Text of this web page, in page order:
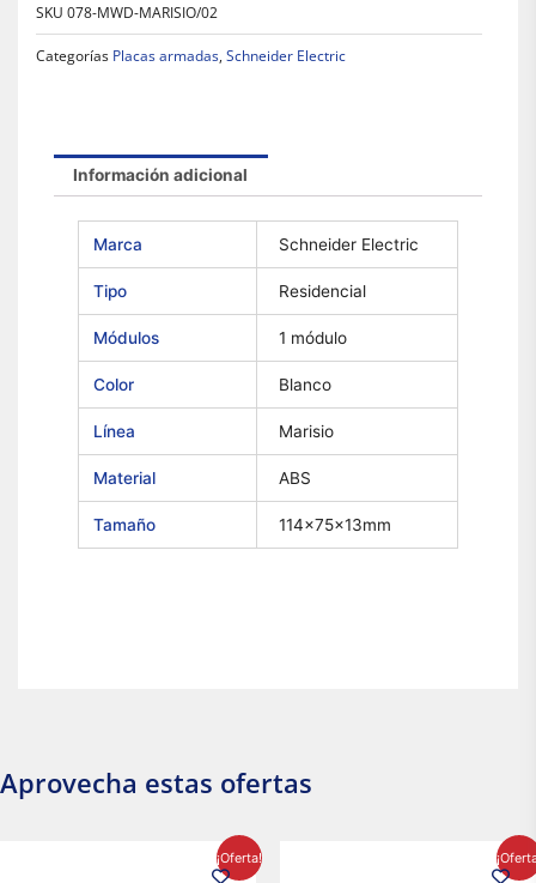
SKU 078-MWD-MARISIO/02
Categorías Placas armadas, Schneider Electric
Información adicional
Marca Schneider Electric
Tipo Residencial
Módulos 1 módulo
Color Blanco
Línea Marisio
Material ABS
Tamaño 114x75x13mm
Aprovecha estas ofertas
¡Oferta!
precio
precio